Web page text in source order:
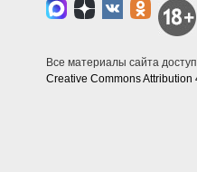
Все материалы сайта
Creative Commons Attribution